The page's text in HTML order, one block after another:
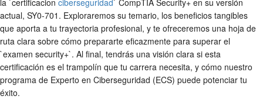
actual, SY0-701. Exploraremos su temario, los beneficios tangibles
que aporta a tu trayectoria profesional, y te ofreceremos una hoja de
ruta clara sobre cómo prepararte eficazmente para superar el
`examen security+`. Al final, tendrás una visión clara si esta
certificación es el trampolín que tu carrera necesita, y cómo nuestro
programa de Experto en Ciberseguridad (ECS) puede potenciar tu
éxito.